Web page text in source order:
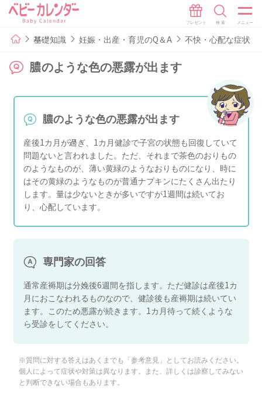
基礎知識 妊娠・出産・育児のQ＆A 不快・心配な症状
膿のような色の悪露が出ます
膿のような色の悪露が出ます
産後1カ月が過ぎ、1カ月健診で子宮の状態も回復していて
問題ないと言われました。ただ、それまで茶色のおりもの
のようなものが、薄い黄緑のようなおりものになり、時に
はその黄緑のようなものが普通ナプキンにたくさん出たり
します。量は少ないときが多いですが1週間は続いてお
り、心配しています。
専門家の回答
通常産褥期は分娩後6週間を指します。ただ健診は産後1カ
月におこなわれるものなので、健診後も産褥期は続いてい
ます。このため悪露が続きます。1カ月待って続くような
ら受診をしてください。
※質問に対する答えはあくまでも「参考意見」としてお読みください。
個人によって症状や対策は異なります。また、詳しくは診察してみない
と判断できない場合もあります。